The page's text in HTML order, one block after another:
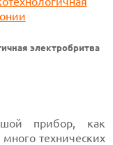
электробритва
прибор, как
технических